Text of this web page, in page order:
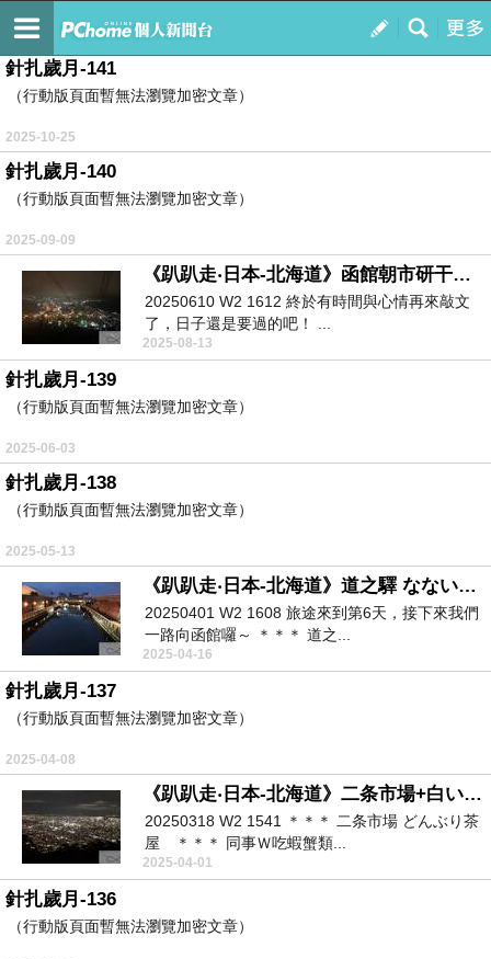
我的
訂閱
Breath in my sea
針扎歲月-141
（行動版頁面暫無法瀏覽加密文章）
2025-10-25
針扎歲月-140
（行動版頁面暫無法瀏覽加密文章）
2025-09-09
《趴趴走‧日本-北海道》函館朝市研干市場＋電車＋スープかりー奧芝商店＋五稜郭＋六花亭 五稜郭店＋湯倉神社＋函館山纜車
​​ 20250610 W2 1612 終於有時間與心情再來敲文
了，日子還是要過的吧！ ...
2025-08-13
針扎歲月-139
（行動版頁面暫無法瀏覽加密文章）
2025-06-03
針扎歲月-138
（行動版頁面暫無法瀏覽加密文章）
2025-05-13
《趴趴走‧日本-北海道》道之驛 なないろ‧ななえ＋東橫INN西船橋原木インタえー＋幸運小丑漢堡＋金森倉庫＋函館燒肉宏楽園
20250401 W2 1608 旅途來到第6天，接下來我們
一路向函館囉～ ＊＊＊ 道之...
2025-04-16
針扎歲月-137
（行動版頁面暫無法瀏覽加密文章）
2025-04-08
《趴趴走‧日本-北海道》二条市場+白い恋人パ一ク+北海道神宮+藻岩山 山頂展望台+湯咖哩
20250318 W2 1541 ＊＊＊ 二条市場 どんぶり茶
屋 ＊＊＊ 同事Ｗ吃蝦蟹類...
2025-04-01
針扎歲月-136
（行動版頁面暫無法瀏覽加密文章）